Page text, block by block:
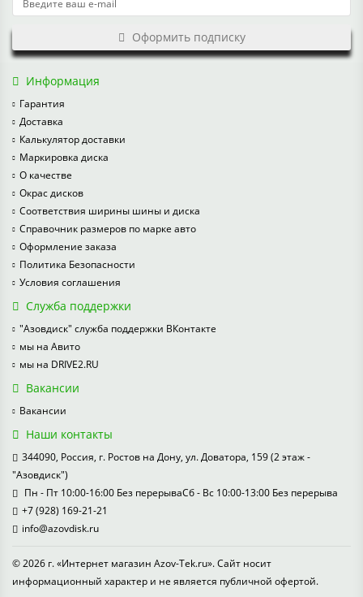
Оформить подписку
Информация
Гарантия
Доставка
Калькулятор доставки
Маркировка диска
О качестве
Окрас дисков
Соответствия ширины шины и диска
Справочник размеров по марке авто
Оформление заказа
Политика Безопасности
Условия соглашения
Служба поддержки
"Азовдиск" служба поддержки ВКонтакте
мы на Авито
мы на DRIVE2.RU
Вакансии
Вакансии
Наши контакты
344090, Россия, г. Ростов на Дону, ул. Доватора, 159 (2 этаж -
"Азовдиск")
Пн - Пт 10:00-16:00 Без перерываСб - Вс 10:00-13:00 Без перерыва
+7 (928) 169-21-21
info@azovdisk.ru
© 2026 г. «Интернет магазин Azov-Tek.ru». Сайт носит
информационный характер и не является публичной офертой.